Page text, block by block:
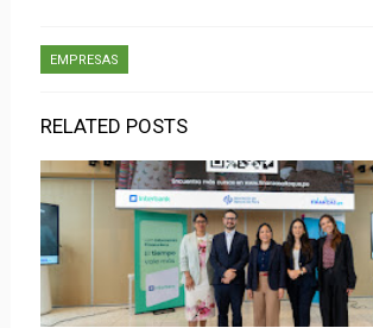
EMPRESAS
RELATED POSTS